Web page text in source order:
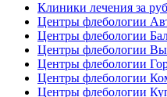
Клиники лечения за
Центры флебологии
Центры флебологии
Центры флебологии
Центры флебологии
Центры флебологии
Центры флебологии